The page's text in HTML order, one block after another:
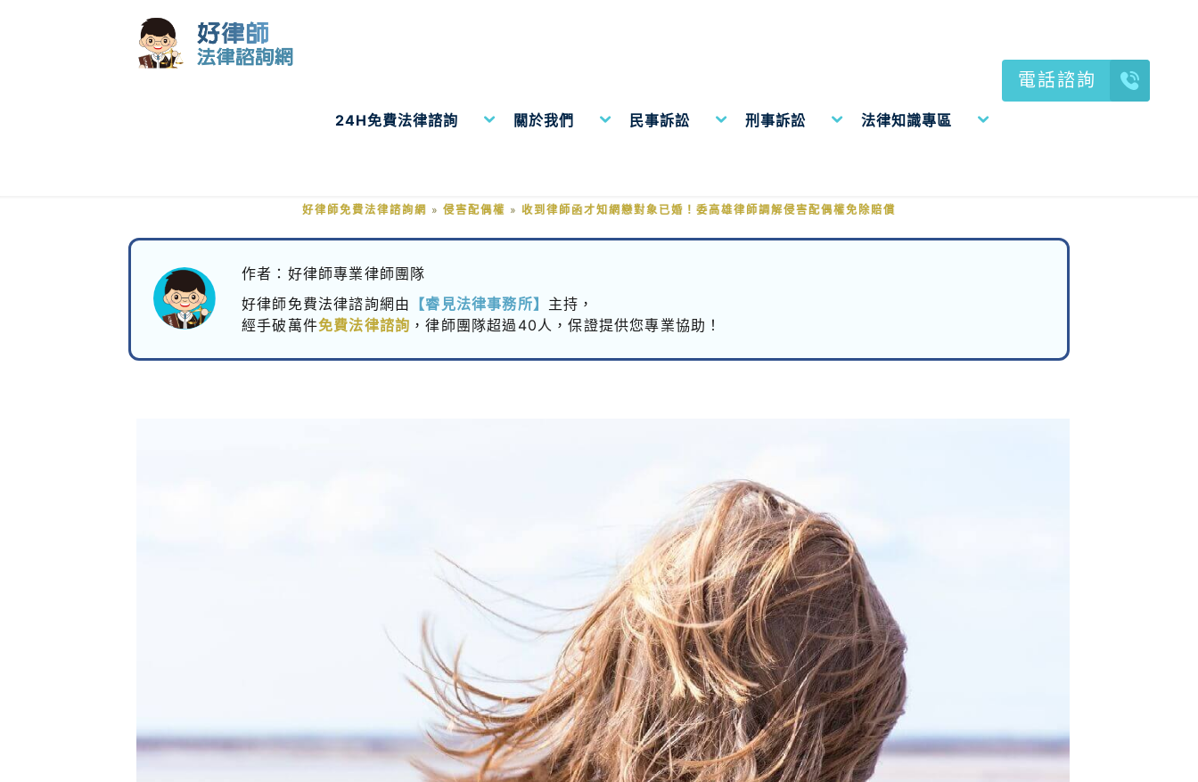
24H免費法律諮詢 關於我們 民事訴訟 刑事訴訟 法律知識專區
電話諮詢
好律師免費法律諮詢網 » 侵害配偶權 » 收到律師函才知網戀對象已婚！委高雄律師調解侵害配偶權免除賠償
作者：好律師專業律師團隊
好律師免費法律諮詢網由
【睿見法律事務所】 主持，
經手破萬件免費法律諮詢 ，律師團隊超過40人，保證提供您專業協助！